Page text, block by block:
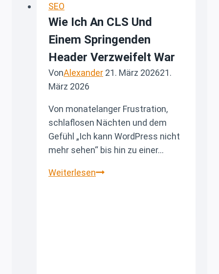
SEO
Wie Ich An CLS Und
Einem Springenden
Header Verzweifelt War
VonAlexander 21. März 202621.
März 2026
Von monatelanger Frustration,
schlaflosen Nächten und dem
Gefühl „Ich kann WordPress nicht
mehr sehen“ bis hin zu einer…
WeiterlesenWie